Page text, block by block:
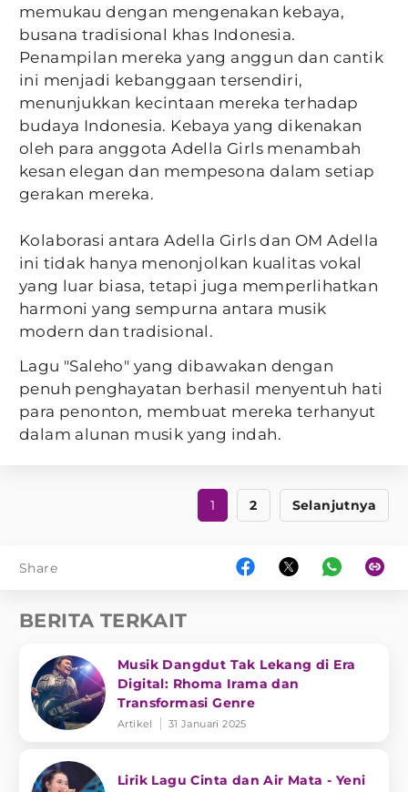
memukau dengan mengenakan kebaya,
busana tradisional khas Indonesia.
Penampilan mereka yang anggun dan cantik
ini menjadi kebanggaan tersendiri,
menunjukkan kecintaan mereka terhadap
budaya Indonesia. Kebaya yang dikenakan
oleh para anggota Adella Girls menambah
kesan elegan dan mempesona dalam setiap
gerakan mereka.
Kolaborasi antara Adella Girls dan OM Adella
ini tidak hanya menonjolkan kualitas vokal
yang luar biasa, tetapi juga memperlihatkan
harmoni yang sempurna antara musik
modern dan tradisional.
Lagu "Saleho" yang dibawakan dengan
penuh penghayatan berhasil menyentuh hati
para penonton, membuat mereka terhanyut
dalam alunan musik yang indah.
1 2 Selanjutnya
Share
BERITA TERKAIT
Musik Dangdut Tak Lekang di Era
Digital: Rhoma Irama dan
Transformasi Genre
Artikel 31 Januari 2025
Lirik Lagu Cinta dan Air Mata - Yeni